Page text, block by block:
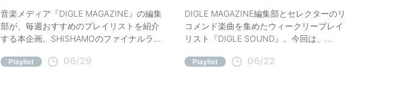
音楽メディア『DIGLE MAGAZINE』の編集
部が、毎週おすすめのプレイリストを紹介
する本企画。SHISHAMOのファイナルライ
SHE'Sの周年記念公演、USJのロックステー
Playlist 06/29
ト全40曲更新
DIGLE MAGAZINE編集部とセレクターのリ
コメンド楽曲を集めたウィークリープレイ
リスト『DIGLE SOUND』。今回は、
滾來滾去」など、今週の注目曲をコメント
Playlist 06/22